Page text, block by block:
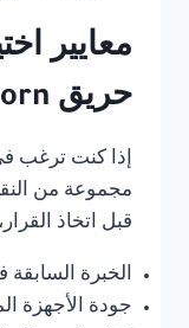
معايير
حريق Thorn في القاهرة
إذا كنت ترغب
مجموعة من
قبل اتخاذ
الخبرة السابقة
جودة الأجهزة